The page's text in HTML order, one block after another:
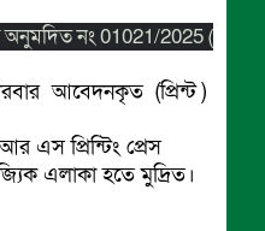
অনুমদিত নং 01021/2025 (
আবেদনকৃত (প্রিন্ট )
এস প্রিন্টিং প্রেস
এলাকা হতে মুদ্রিত।